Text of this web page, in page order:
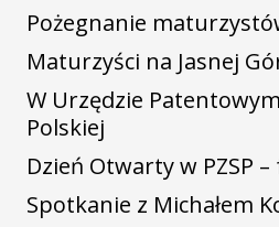
Pożegnanie
Maturzyści na Jasnej
W Urzędzie
Polskiej
Dzień Otwarty w PZSP
Spotkanie z Michałem